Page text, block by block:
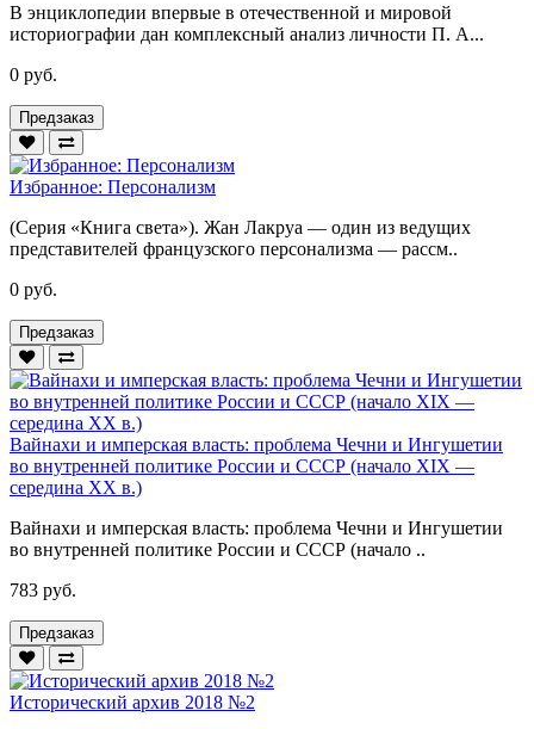
В энциклопедии впервые в отечественной и мировой
историографии дан комплексный анализ личности П. А...
0 руб.
Предзаказ
Избранное: Персонализм
(Серия «Книга света»). Жан Лакруа — один из ведущих
представителей французского персонализма — рассм..
0 руб.
Предзаказ
Вайнахи и имперская власть: проблема Чечни и Ингушетии
во внутренней политике России и СССР (начало XIX —
середина ХХ в.)
Вайнахи и имперская власть: проблема Чечни и Ингушетии
во внутренней политике России и СССР (начало ..
783 руб.
Предзаказ
Исторический архив 2018 №2